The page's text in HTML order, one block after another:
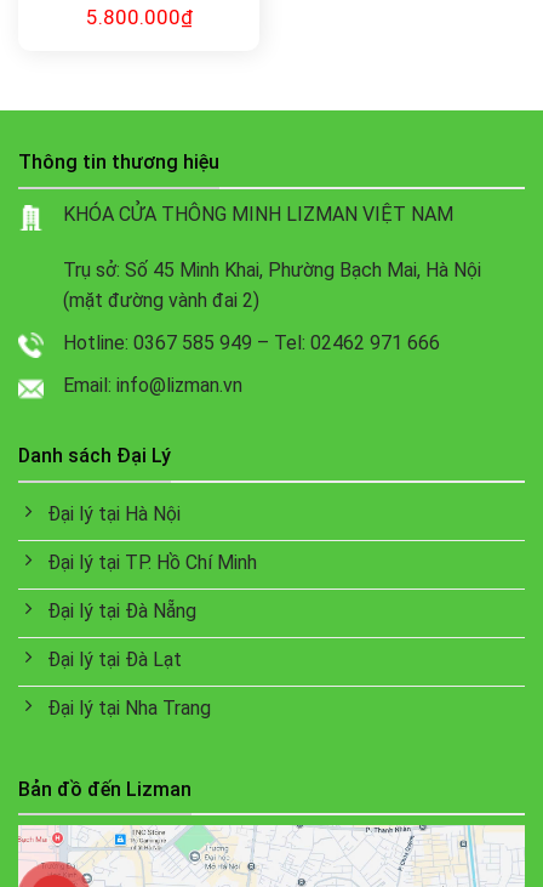
5.800.000₫
Thông tin thương hiệu
KHÓA CỬA THÔNG MINH LIZMAN VIỆT NAM
Trụ sở: Số 45 Minh Khai, Phường Bạch Mai, Hà Nội
(mặt đường vành đai 2)
Hotline: 0367 585 949 – Tel: 02462 971 666
Email: info@lizman.vn
Danh sách Đại Lý
Đại lý tại Hà Nội
Đại lý tại TP. Hồ Chí Minh
Đại lý tại Đà Nẵng
Đại lý tại Đà Lạt
Đại lý tại Nha Trang
Bản đồ đến Lizman